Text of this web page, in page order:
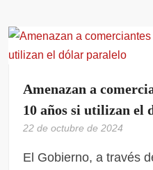
Amenazan a
10 años si utilizan el
22 de octubre de 2024
El Gobierno, a través